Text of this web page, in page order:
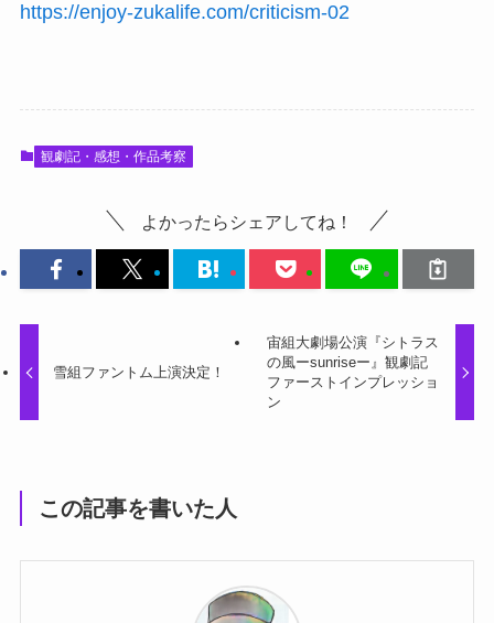
https://enjoy-zukalife.com/criticism-02
観劇記・感想・作品考察
よかったらシェアしてね！
雪組ファントム上演決定！
宙組大劇場公演『シトラス
の風ーsunriseー』観劇記
ファーストインプレッショ
ン
この記事を書いた人